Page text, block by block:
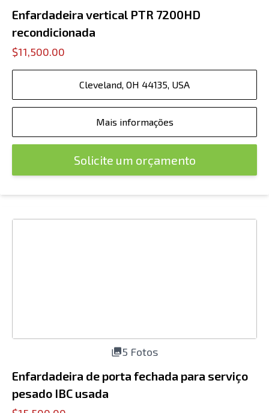
Enfardadeira vertical PTR 7200HD
recondicionada
$11,500.00
Cleveland, OH 44135, USA
Mais informações
Solicite um orçamento
5 Fotos
Enfardadeira de porta fechada para serviço
pesado IBC usada